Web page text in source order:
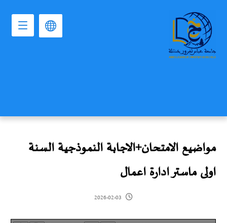
مواضيع الامتحان+الاجابة النموذجية السنة
اولى ماستر ادارة اعمال
2026-02-03